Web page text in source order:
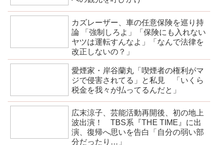
カズレーザー、車の任意保険を巡り持
論 「強制しろよ」「保険にも入れない
ヤツは運転すんなよ」「なんで法律を
改正しないの？」
愛煙家・岸谷蘭丸「喫煙者の権利がマ
ジで侵害されてる」と私見 「いくら
税金を我々が払ってるんだと」
広末涼子、芸能活動再開後、初の地上
波出演！ TBS系『THE TIME』に出
演、復帰へ思いを告白「自分の弱い部
分だったり…」